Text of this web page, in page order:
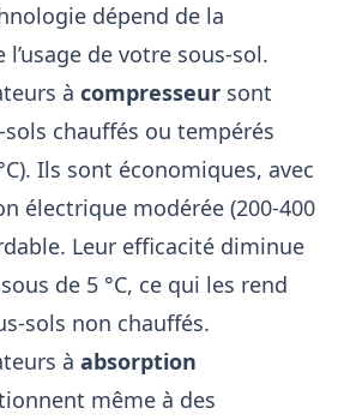
dépend de la
de votre sous-sol.
à compresseur sont
chauffés ou tempérés
Ils sont économiques, avec
électrique modérée (200-400
Leur efficacité diminue
de 5 °C, ce qui les rend
sols non chauffés.
à absorption
même à des